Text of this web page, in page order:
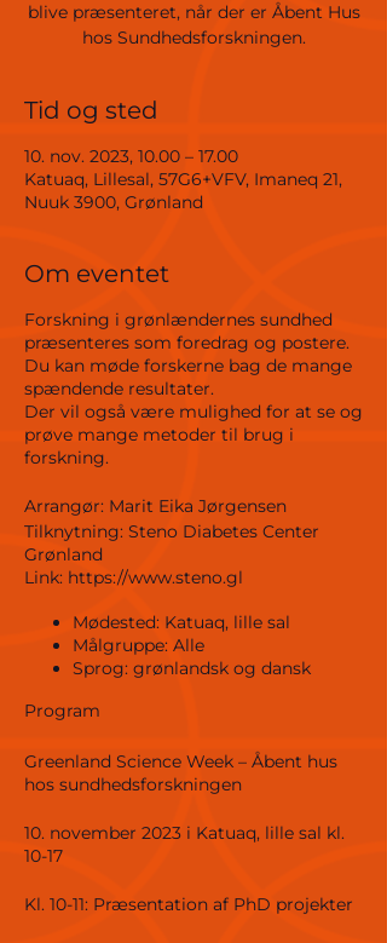
blive præsenteret, når der er Åbent Hus
hos Sundhedsforskningen.
Tid og sted
10. nov. 2023, 10.00 – 17.00
Katuaq, Lillesal, 57G6+VFV, Imaneq 21,
Nuuk 3900, Grønland
Om eventet
Forskning i grønlændernes sundhed
præsenteres som foredrag og postere.
Du kan møde forskerne bag de mange
spændende resultater.
Der vil også være mulighed for at se og
prøve mange metoder til brug i
forskning.
Arrangør: Marit Eika Jørgensen
Tilknytning: Steno Diabetes Center
Grønland
Link: https://www.steno.gl
Mødested: Katuaq, lille sal
Målgruppe: Alle
Sprog: grønlandsk og dansk
Program
Greenland Science Week – Åbent hus
hos sundhedsforskningen
10. november 2023 i Katuaq, lille sal kl.
10-17
Kl. 10-11: Præsentation af PhD projekter